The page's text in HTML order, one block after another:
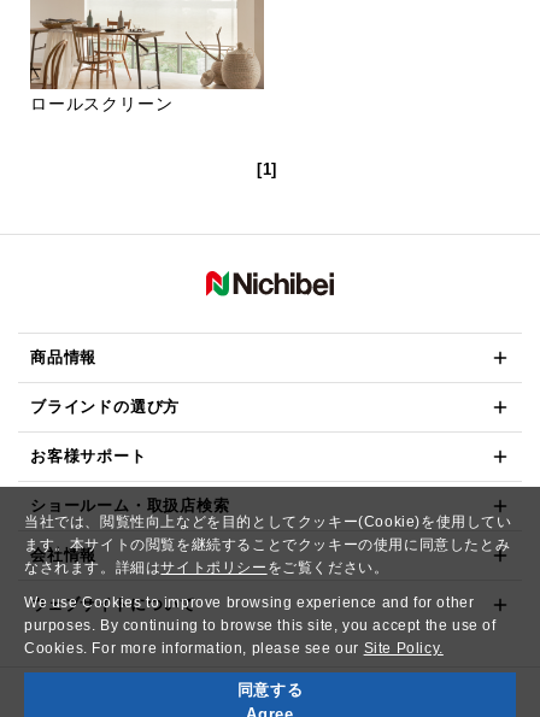
当社では、閲覧性向上などを目的としてクッキー(Cookie)を使用してい
ます。本サイトの閲覧を継続することでクッキーの使用に同意したとみ
なされます。詳細はサイトポリシー をご覧ください。
We use Cookies to improve browsing experience and for other
purposes. By continuing to browse this site, you accept the use of
Cookies. For more information, please see our Site Policy.
同意する
ロールスクリーン
[1]
商品情報
ブラインドの選び方
お客様サポート
ショールーム・取扱店検索
会社情報
ウェブサイトについて
Copyright© NICHIBEI CO.,LTD. All Rights Reserved.